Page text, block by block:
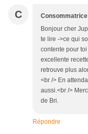
C
Bonjour cher
te lire ->ce qui
contente pour
excellente
retrouve plus
<br /> En
aussi.<br />
de Bri.
Répondre